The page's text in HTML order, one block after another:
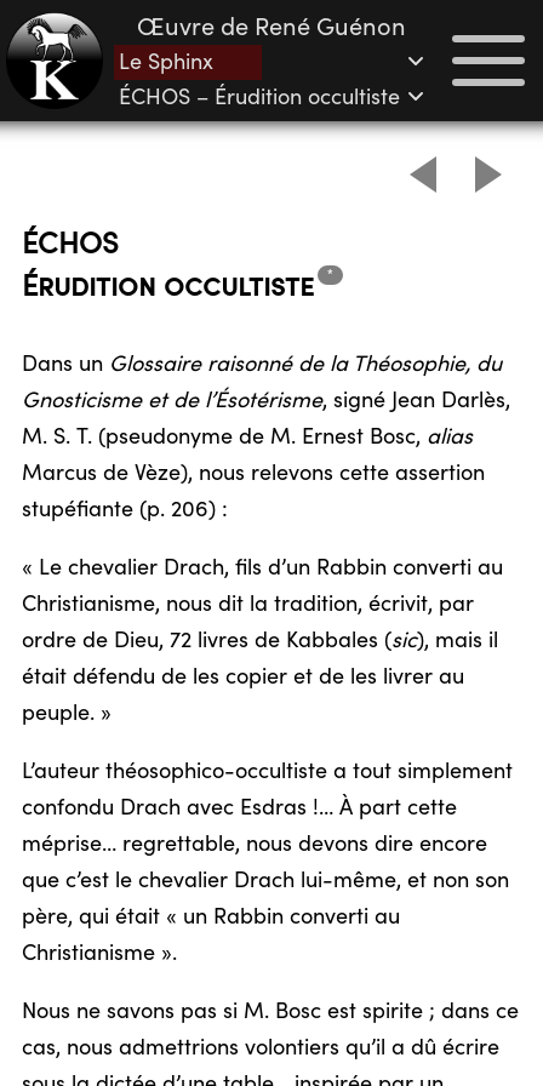
Œuvre de René Guénon
Le Sphinx
ÉCHOS – Érudition occultiste
ÉCHOS
Érudition occultiste *
Dans un Glossaire raisonné de la Théosophie, du
Gnosticisme et de l’Ésotérisme, signé Jean Darlès,
M. S. T. (pseudonyme de M. Ernest Bosc, alias
Marcus de Vèze), nous relevons cette assertion
stupéfiante (p. 206) :
« Le chevalier Drach, fils d’un Rabbin converti au
Christianisme, nous dit la tradition, écrivit, par
ordre de Dieu, 72 livres de Kabbales (sic), mais il
était défendu de les copier et de les livrer au
peuple. »
L’auteur théosophico-occultiste a tout simplement
confondu Drach avec Esdras !… À part cette
méprise… regrettable, nous devons dire encore
que c’est le chevalier Drach lui-même, et non son
père, qui était « un Rabbin converti au
Christianisme ».
Nous ne savons pas si M. Bosc est spirite ; dans ce
cas, nous admettrions volontiers qu’il a dû écrire